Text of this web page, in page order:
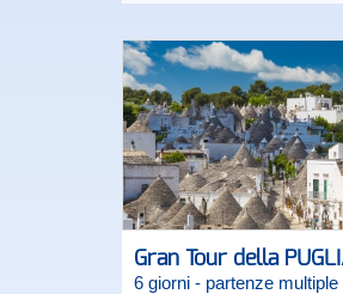
Gran Tour della
6 giorni - partenze multiple